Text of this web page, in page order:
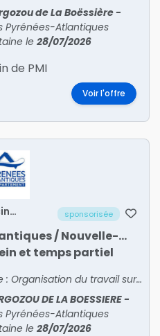
de La Boëssière-
Pyrénées-Atlantiques
le 28/07/2026
de PMI
Voir l'offre
sponsorisée
Pau, Pyrénées-Atlantiques / Nouvelle-Aquitaine
et temps partiel
Équilibre vie pro / vie privée : Organisation du travail sur un poste à temps complet (40h/semaine), sans gardes ni astreintes.
DE LA BOESSIERE-
Pyrénées-Atlantiques
le 28/07/2026